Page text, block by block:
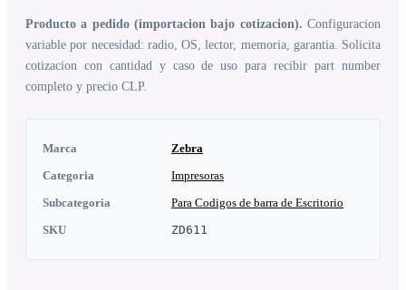
Producto a pedido (importacion bajo cotizacion). Configuracion
variable por necesidad: radio, OS, lector, memoria, garantia. Solicita
cotizacion con cantidad y caso de uso para recibir part number
completo y precio CLP.
Marca
Zebra
Categoria
Impresoras
Subcategoria
Para Codigos de barra de Escritorio
SKU
ZD611